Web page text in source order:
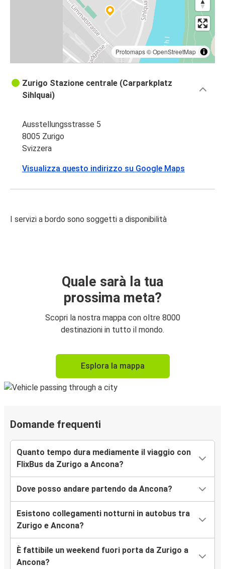
Protomaps©OpenStreetMap
Zurigo Stazione centrale (Carparkplatz
Sihlquai)
Ausstellungsstrasse 5
8005 Zurigo
Svizzera
Visualizza questo indirizzo su Google Maps
I servizi a bordo sono soggetti a disponibilità
Quale sarà la tua
prossima meta?
Scopri la nostra mappa con oltre 8000
destinazioni in tutto il mondo.
Esplora la mappa
Domande frequenti
Quanto tempo dura mediamente il viaggio con
FlixBus da Zurigo a Ancona?
Dove posso andare partendo da Ancona?
Esistono collegamenti notturni in autobus tra
Zurigo e Ancona?
È fattibile un weekend fuori porta da Zurigo a
Ancona?